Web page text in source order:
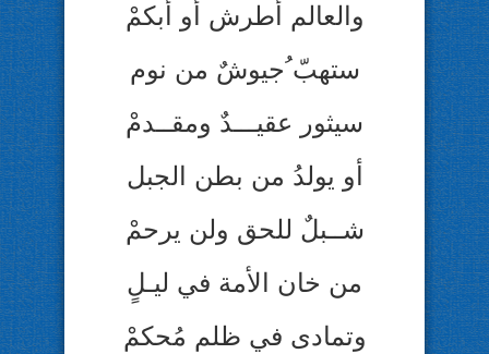
والعالم أطرش أو أبكمْ
ستهبّ ُجيوشٌ من نوم
سيثور عقيـــدٌ ومقــدمْ
أو يولدُ من بطن الجبل
شــبلٌ للحق ولن يرحمْ
من خان الأمة في ليـلٍ
وتمادى في ظلم مُحكمْ